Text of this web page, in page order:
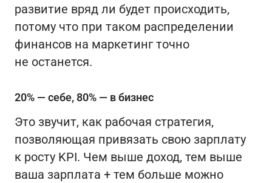
развитие вряд ли будет происходить,
потому что при таком распределении
финансов на маркетинг точно
не останется.
20% — себе, 80% — в бизнес
Это звучит, как рабочая стратегия,
позволяющая привязать свою зарплату
к росту KPI. Чем выше доход, тем выше
ваша зарплата + тем больше можно